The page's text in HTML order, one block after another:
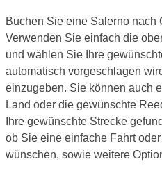
Buchen Sie eine Salerno nach
Verwenden Sie einfach die
und wählen Sie Ihre
automatisch vorgeschlagen
einzugeben. Sie können auch
Land oder die gewünschte
Ihre gewünschte Strecke
ob Sie eine einfache Fahrt
wünschen, sowie weitere